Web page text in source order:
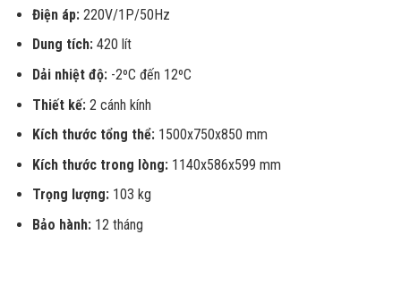
Điện áp:220V/1P/50Hz
Dung tích:420 lít
Dải nhiệt độ:-2ºC đến 12ºC
Thiết kế:2 cánh kính
Kích thước tổng thể:1500x750x850 mm
Kích thước trong lòng:1140x586x599 mm
Trọng lượng:103 kg
Bảo hành:12 tháng